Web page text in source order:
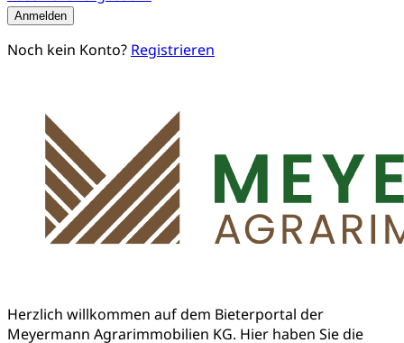
Herzlich willkommen auf dem Bieterportal der
Meyermann Agrarimmobilien KG. Hier haben Sie die